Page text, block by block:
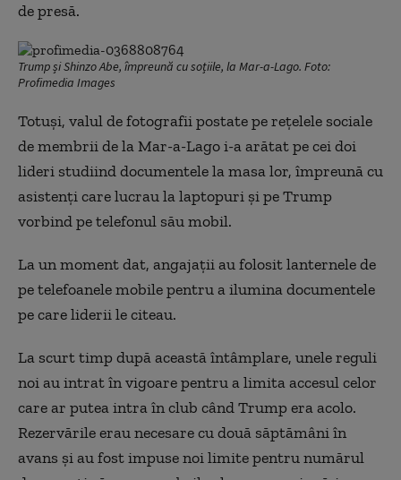
de presă.
Trump și Shinzo Abe, împreună cu soțiile, la Mar-a-Lago. Foto:
Profimedia Images
Totuși, valul de fotografii postate pe rețelele sociale
de membrii de la Mar-a-Lago i-a arătat pe cei doi
lideri studiind documentele la masa lor, împreună cu
asistenți care lucrau la laptopuri și pe Trump
vorbind pe telefonul său mobil.
La un moment dat, angajații au folosit lanternele de
pe telefoanele mobile pentru a ilumina documentele
pe care liderii le citeau.
La scurt timp după această întâmplare, unele reguli
noi au intrat în vigoare pentru a limita accesul celor
care ar putea intra în club când Trump era acolo.
Rezervările erau necesare cu două săptămâni în
avans și au fost impuse noi limite pentru numărul